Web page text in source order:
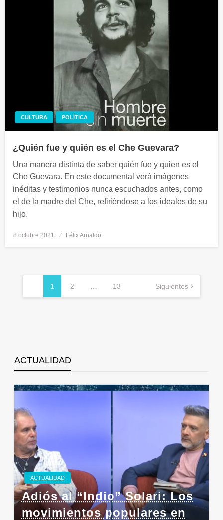
CULTURA POLÍTICA
¿Quién fue y quién es el Che Guevara?
Una manera distinta de saber quién fue y quien es el
Che Guevara. En este documental verá imágenes
inéditas y testimonios nunca escuchados antes, como
el de la madre del Che, refiriéndose a los ideales de su
hijo.
Publicado
8 octubre 2021 Félix Arnaldo
Navegación
1 2 13 Siguientes
ACTUALIDAD
ACTUALIDAD
Adiós al “Indio” Solari: Los
movimientos populares en